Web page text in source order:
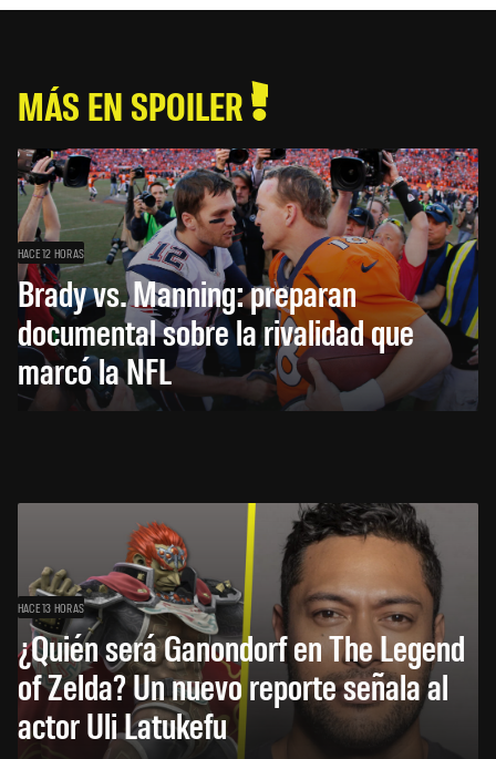
MÁS EN SPOILER
HACE 12 HORAS
Brady vs. Manning: preparan
documental sobre la rivalidad que
marcó la NFL
HACE 13 HORAS
¿Quién será Ganondorf en The Legend
of Zelda? Un nuevo reporte señala al
actor Uli Latukefu